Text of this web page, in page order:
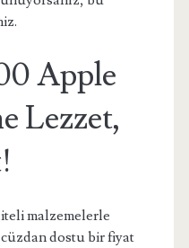
Apple
Lezzet,
malzemelerle
dostu bir fiyat